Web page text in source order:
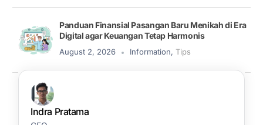
Panduan Finansial Pasangan Baru Menikah di Era
Digital agar Keuangan Tetap Harmonis
August 2, 2026 Information, Tips
Indra Pratama